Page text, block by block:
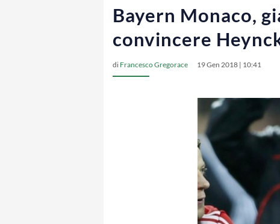
Bayern Monaco,
convincere
di Francesco Gregorace 19 Gen 2018 | 10:41